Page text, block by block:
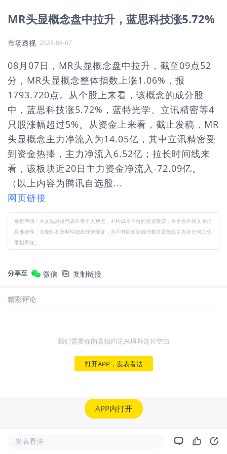
MR头显概念盘中拉升，蓝思科技涨5.72%
市场透视 2025-08-07
08月07日，MR头显概念盘中拉升，截至09点52
分，MR头显概念整体指数上涨1.06%，报
1793.720点。从个股上来看，该概念的成分股
中，蓝思科技涨5.72%，蓝特光学、立讯精密等4
只股涨幅超过5%。从资金上来看，截止发稿，MR
头显概念主力净流入为14.05亿，其中立讯精密受
到资金热捧，主力净流入6.52亿；拉长时间线来
看，该板块近20日主力资金净流入-72.09亿。
（以上内容为腾讯自选股...
网页链接
免责声明：本文观点仅代表作者个人观点，不构成本平台的投资建议，本平台不对文章信
息准确性、完整性和及时性做出任何保证，亦不对因使用或信赖文章信息引发的任何损失
承担责任。
分享至 微信 复制链接
精彩评论
我们需要你的真知灼见来填补这片空白
打开APP，发表看法
APP内打开
发表看法